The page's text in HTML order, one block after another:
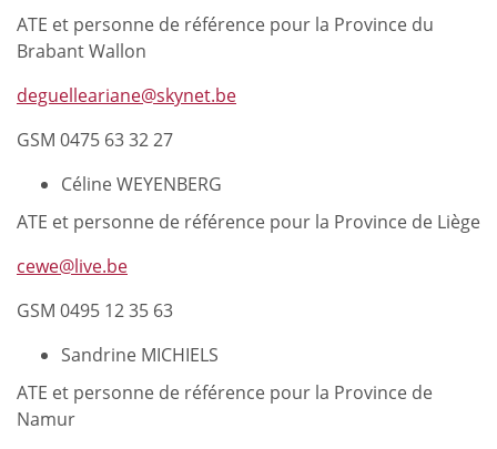
ATE et personne de référence pour la Province du
Brabant Wallon
deguelleariane@skynet.be
GSM 0475 63 32 27
Céline WEYENBERG
ATE et personne de référence pour la Province de Liège
cewe@live.be
GSM 0495 12 35 63
Sandrine MICHIELS
ATE et personne de référence pour la Province de
Namur